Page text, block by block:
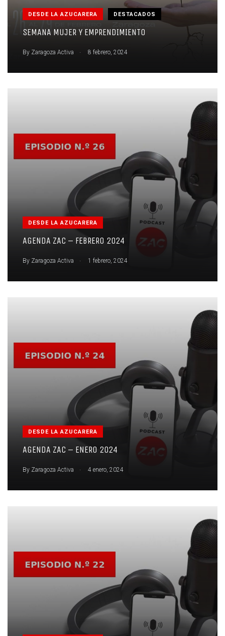
DESDE LA AZUCARERA DESTACADOS
SEMANA MUJER Y EMPRENDIMIENTO
By Zaragoza Activa . 8 febrero, 2024
DESDE LA AZUCARERA
AGENDA ZAC – FEBRERO 2024
By Zaragoza Activa . 1 febrero, 2024
DESDE LA AZUCARERA
AGENDA ZAC – ENERO 2024
By Zaragoza Activa . 4 enero, 2024